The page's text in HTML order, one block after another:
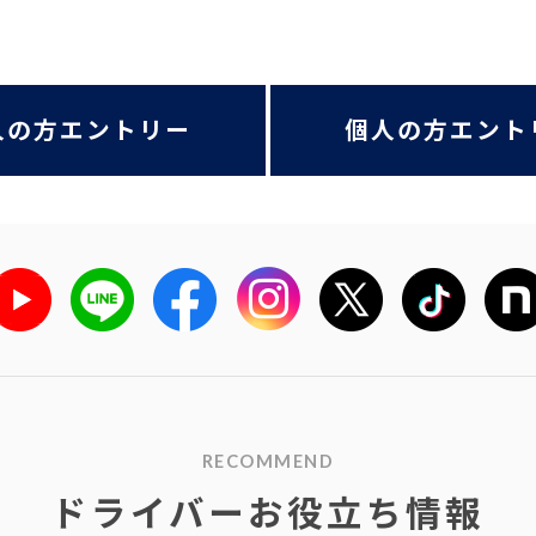
方エントリー 個人の方エント
RECOMMEND
ドライバーお役立ち情報